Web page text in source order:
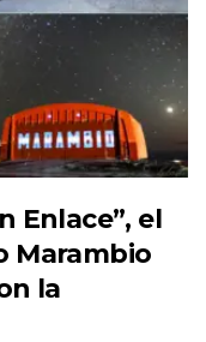
Enlace”, el
Marambio
la